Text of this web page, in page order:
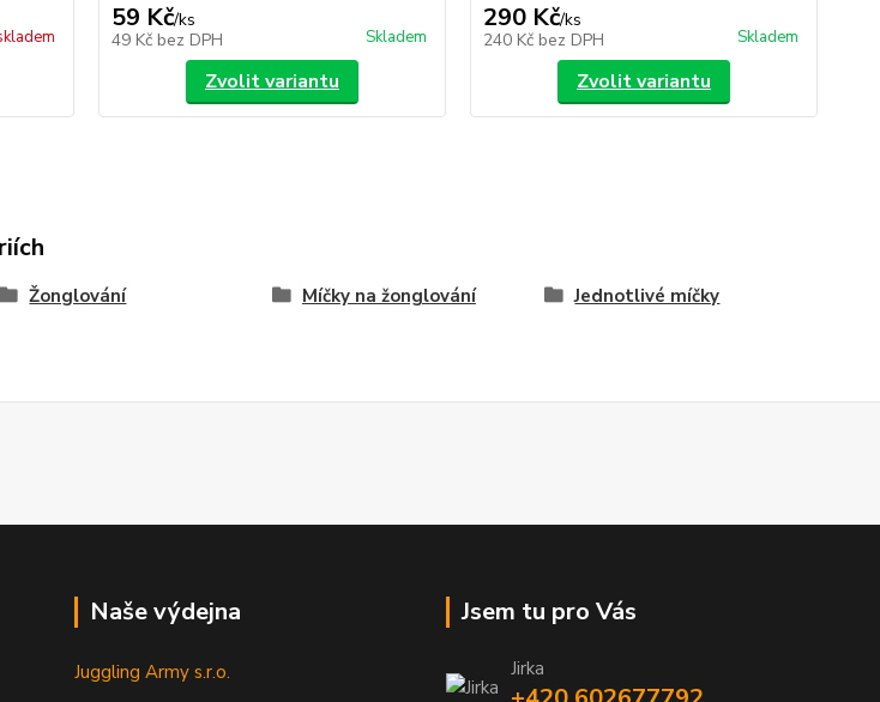
59 Kč/ks
49 Kč bez DPH Skladem
Zvolit variantu
290 Kč/ks
240 Kč bez DPH Skladem
Zvolit variantu
Žonglování Míčky na žonglování Jednotlivé míčky
Naše výdejna
Juggling Army s.r.o.
Jsem tu pro Vás
Jirka